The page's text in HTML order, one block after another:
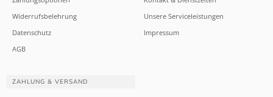
Widerrufsbelehrung
Datenschutz
AGB
Unsere Serviceleistungen
Impressum
ZAHLUNG & VERSAND